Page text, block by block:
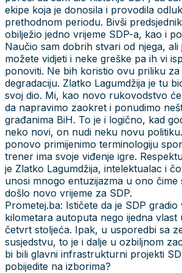
ekipe koja je donosila i provodila
prethodnom periodu. Bivši
obilježio jedno vrijeme SDP-a, kao i
Naučio sam dobrih stvari od njega,
možete vidjeti i neke greške pa ih vi
ponoviti. Ne bih koristio ovu priliku
degradaciju. Zlatko Lagumdžija je tu
svoj dio. Mi, kao novo rukovodstvo
da napravimo zaokret i ponudimo
građanima BiH. To je i logično, kad
neko novi, on nudi neku novu
ponovo primijenimo terminologiju
trener ima svoje viđenje igre.
je Zlatko Lagumdžija, intelektualac i
unosi mnogo entuzijazma u ono čime
došlo novo vrijeme za SDP.
Prometej.ba: Ističete da je SDP gradio
kilometara autoputa nego ijedna vlast
četvrt stoljeća. Ipak, u usporedbi sa
susjedstvu, to je i dalje u ozbiljnom
bi bili glavni infrastrukturni projekti
pobijedite na izborima?